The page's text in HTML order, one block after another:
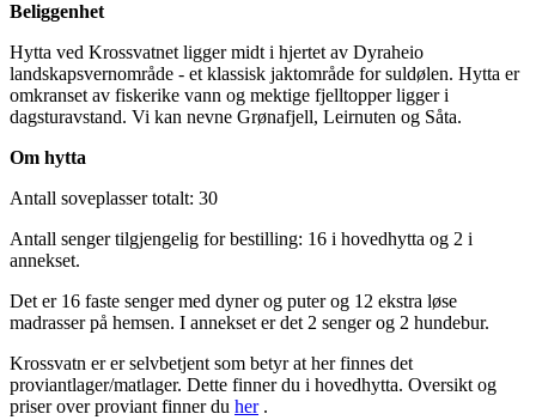
Beliggenhet
Hytta ved Krossvatnet ligger midt i hjertet av Dyraheio
landskapsvernområde - et klassisk jaktområde for suldølen. Hytta er
omkranset av fiskerike vann og mektige fjelltopper ligger i
dagsturavstand. Vi kan nevne Grønafjell, Leirnuten og Såta.
Om hytta
Antall soveplasser totalt: 30
Antall senger tilgjengelig for bestilling: 16 i hovedhytta og 2 i
annekset.
Det er 16 faste senger med dyner og puter og 12 ekstra løse
madrasser på hemsen. I annekset er det 2 senger og 2 hundebur.
Krossvatn er er selvbetjent som betyr at her finnes det
proviantlager/matlager. Dette finner du i hovedhytta. Oversikt og
priser over proviant finner du her.